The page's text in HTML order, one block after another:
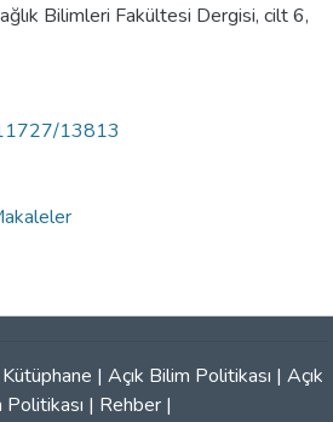
Bilimleri Fakültesi Dergisi, cilt 6,
13813
Kütüphane | Açık Bilim Politikası | Açık
Politikası | Rehber |